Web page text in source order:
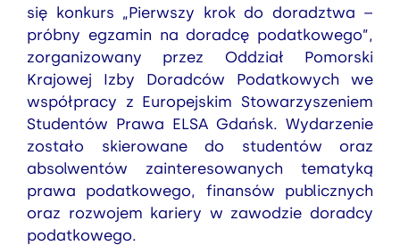
się konkurs „Pierwszy krok do doradztwa –
próbny egzamin na doradcę podatkowego”,
zorganizowany przez Oddział Pomorski
Krajowej Izby Doradców Podatkowych we
współpracy z Europejskim Stowarzyszeniem
Studentów Prawa ELSA Gdańsk. Wydarzenie
zostało skierowane do studentów oraz
absolwentów zainteresowanych tematyką
prawa podatkowego, finansów publicznych
oraz rozwojem kariery w zawodzie doradcy
podatkowego.